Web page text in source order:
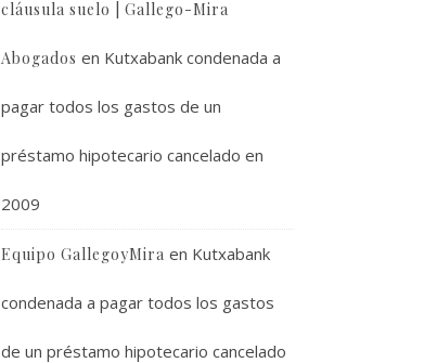
cláusula suelo | Gallego-Mira
Abogados en Kutxabank condenada a
pagar todos los gastos de un
préstamo hipotecario cancelado en
2009
Equipo GallegoyMira en Kutxabank
condenada a pagar todos los gastos
de un préstamo hipotecario cancelado